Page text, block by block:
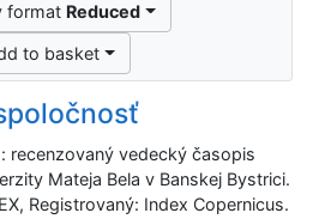
format Reduced
to basket
recenzovaný vedecký časopis
Mateja Bela v Banskej Bystrici.
Registrovaný: Index Copernicus.